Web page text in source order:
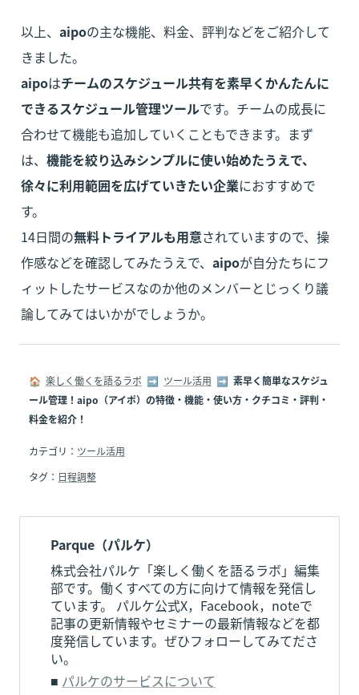
以上、 aipoの主な機能、料金、評判などをご紹介して
aipoはチームのスケジュール共有を素早くかんたんに
できるスケジュール管理ツールです。チームの成長に
合わせて機能も追加していくこともできます。まず
は、 機能を絞り込みシンプルに使い始めたうえで、
徐々に利用範囲を広げていきたい企業におすすめで
す。
14日間の無料トライアルも用意されていますので、操
作感などを確認してみたうえで、 aipoが自分たちにフ
ィットしたサービスなのか他のメンバーとじっくり議
論してみてはいかがでしょうか。
🏠 楽しく働くを語るラボ
  ➡
ツール活用
  ➡
素早く簡単なスケジュ
ール管理！aipo（アイポ）の特徴・機能・使い方・クチコミ・評判・
料金を紹介！
カテゴリ： ツール活用
タグ： 日程調整
Parque（パルケ）
株式会社パルケ「楽しく働くを語るラボ」編集
部です。働くすべての方に向けて情報を発信し
ています。 パルケ公式X，Facebook，noteで
記事の更新情報やセミナーの最新情報などを都
度発信しています。ぜひフォローしてみてださ
い。
■ パルケのサービスについて